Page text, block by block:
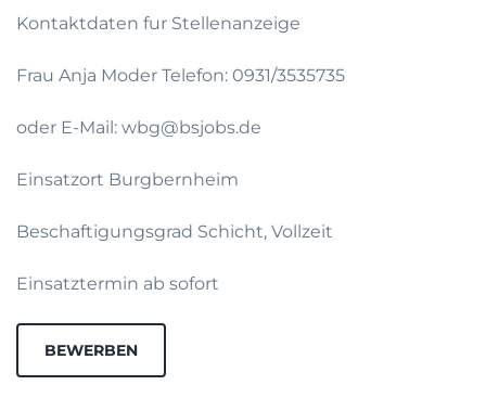
Kontaktdaten fur Stellenanzeige
Frau Anja Moder Telefon: 0931/3535735
oder E-Mail: wbg@bsjobs.de
Einsatzort Burgbernheim
Beschaftigungsgrad Schicht, Vollzeit
Einsatztermin ab sofort
BEWERBEN